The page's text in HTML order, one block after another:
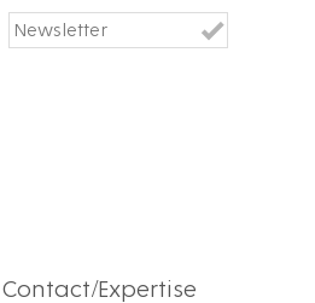
Contact/Expertise